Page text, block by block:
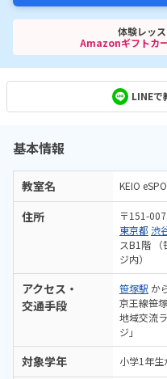
体験レッ
Amazonギフトカ
LINEで
基本情報
教室名 KEIO
住所
〒151-
東京都 渋
スB1階 （
ジ内）
アクセス・
交通手段
笹塚駅 か
京王線笹
地域交流
ジ」
対象学年 小学1年生